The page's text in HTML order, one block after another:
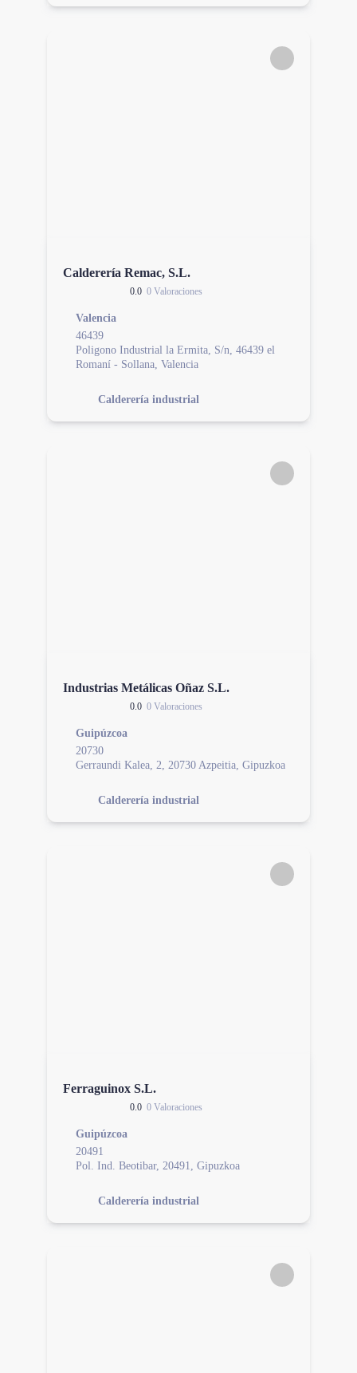
Calderería Remac, S.L.
0.0 0 Valoraciones
Valencia
46439
Poligono Industrial la Ermita, S/n, 46439 el
Romaní - Sollana, Valencia
Calderería industrial
Industrias Metálicas Oñaz S.L.
0.0 0 Valoraciones
Guipúzcoa
20730
Gerraundi Kalea, 2, 20730 Azpeitia, Gipuzkoa
Calderería industrial
Ferraguinox S.L.
0.0 0 Valoraciones
Guipúzcoa
20491
Pol. Ind. Beotibar, 20491, Gipuzkoa
Calderería industrial